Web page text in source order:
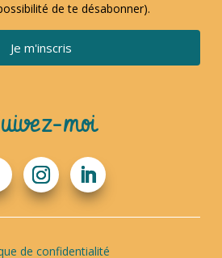
de te désabonner).
Je m'inscris
moi
de confidentialité